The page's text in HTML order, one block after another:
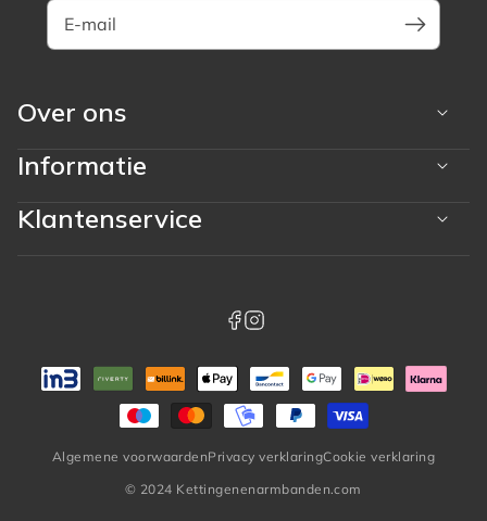
E-mail
Over ons
Informatie
Klantenservice
© 2024 Kettingenenarmbanden.com
Algemene voorwaardenPrivacy verklaringCookie verklaring
facebook
instagram
whatsapp